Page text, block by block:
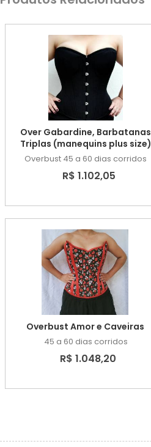
Over Gabardine, Barbatanas
Triplas (manequins plus size)
Overbust 45 a 60 dias corridos
R$ 1.102,05
Overbust Amor e Caveiras
45 a 60 dias corridos
R$ 1.048,20